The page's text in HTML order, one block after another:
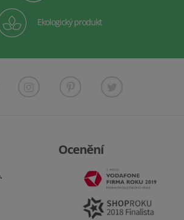
Ekologický produkt
Ocenění